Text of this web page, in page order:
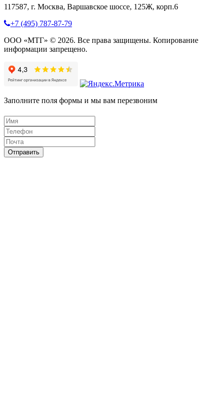
117587, г. Москва, Варшавское шоссе, 125Ж, корп.6
+7 (495) 787-87-79
ООО «МТГ» © 2026. Все права защищены. Копирование
информации запрещено.
Заполните поля формы и мы вам перезвоним
Отправить